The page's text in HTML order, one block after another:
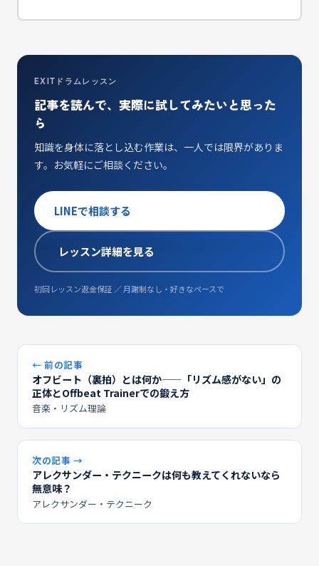
EXITドラムレッスン
記事を読んで、実際に試してみたいと思った
ら
知識を身体に落とし込む作業は、一人では限界がありま
す。お気軽にご相談ください。
LINEで相談する
レッスン詳細を見る
初回レッスン返金保証 ／ 月謝制なし・好きなペースで
← 前の記事
オフビート（裏拍）とは何か——「リズム感がない」の
正体とOffbeat Trainerでの鍛え方
音楽・リズム理論
次の記事 →
アレクサンダー・テクニークは何も教えてくれないなら
無意味？
アレクサンダー・テクニーク